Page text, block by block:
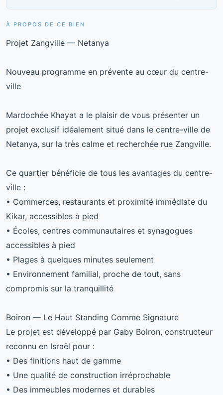
À PROPOS DE CE BIEN
Projet Zangville — Netanya
Nouveau programme en prévente au cœur du centre-
ville
Mardochée Khayat a le plaisir de vous présenter un
projet exclusif idéalement situé dans le centre-ville de
Netanya, sur la très calme et recherchée rue Zangville.
Ce quartier bénéficie de tous les avantages du centre-
ville :
• Commerces, restaurants et proximité immédiate du
Kikar, accessibles à pied
• Écoles, centres communautaires et synagogues
accessibles à pied
• Plages à quelques minutes seulement
• Environnement familial, proche de tout, sans
compromis sur la tranquillité
Boiron — Le Haut Standing Comme Signature
Le projet est développé par Gaby Boiron, constructeur
reconnu en Israël pour :
• Des finitions haut de gamme
• Une qualité de construction irréprochable
• Des immeubles modernes et durables